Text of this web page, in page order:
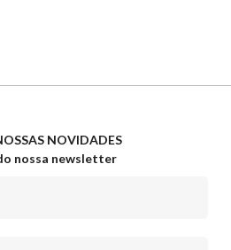
NOVIDADES
nossa newsletter